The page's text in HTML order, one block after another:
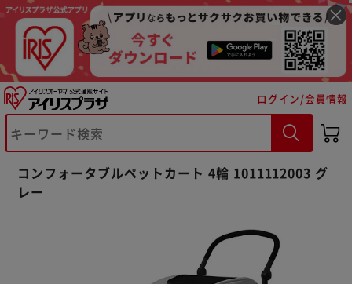
ログイン/会員情報
コンフォータブルペットカート 4輪 1011112003 グ
レー